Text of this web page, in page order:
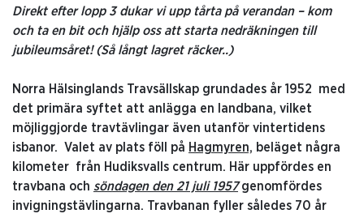
Direkt efter lopp 3 dukar vi upp tårta på verandan – kom
och ta en bit och hjälp oss att starta nedräkningen till
jubileumsåret! (Så långt lagret räcker..)
Norra Hälsinglands Travsällskap grundades år 1952 med
det primära syftet att anlägga en landbana, vilket
möjliggjorde travtävlingar även utanför vintertidens
isbanor. Valet av plats föll på Hagmyren, beläget några
kilometer från Hudiksvalls centrum. Här uppfördes en
travbana och söndagen den 21 juli 1957genomfördes
invigningstävlingarna. Travbanan fyller således 70 år